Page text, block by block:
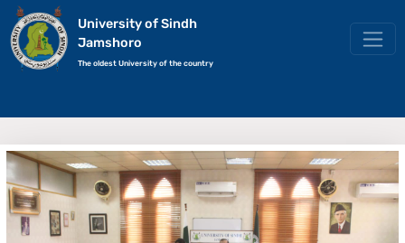
University of Sindh
Jamshoro
The oldest University of the country